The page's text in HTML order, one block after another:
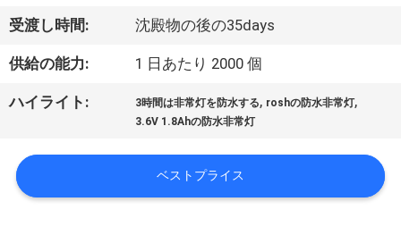
に
つ
い
工
受渡し時間: 沈殿物の後の35days
供給の能力: 1 日あたり 2000 個
ハイライト: 3時間は非常灯を防水する, roshの防水非常灯,
3.6V 1.8Ahの防水非常灯
ベストプライス